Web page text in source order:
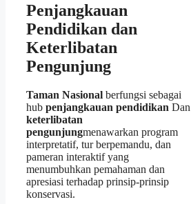
Penjangkauan
Pendidikan dan
Keterlibatan
Pengunjung
Taman Nasional berfungsi sebagai
hub penjangkauan pendidikan Dan
keterlibatan
pengunjungmenawarkan program
interpretatif, tur berpemandu, dan
pameran interaktif yang
menumbuhkan pemahaman dan
apresiasi terhadap prinsip-prinsip
konservasi.